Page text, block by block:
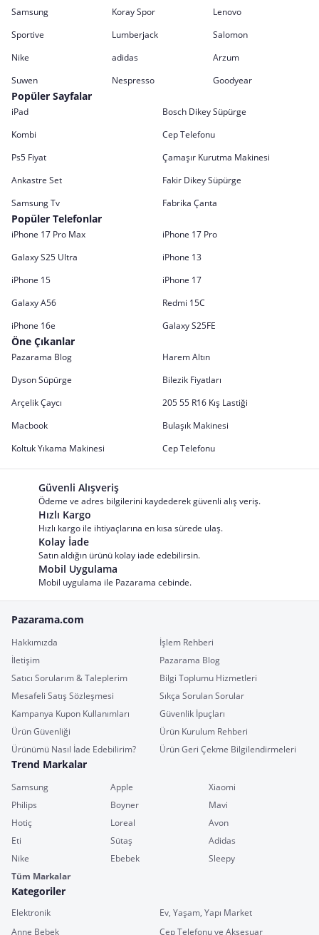
Samsung
Koray Spor
Lenovo
Sportive
Lumberjack
Salomon
Nike
adidas
Arzum
Suwen
Nespresso Goodyear
Popüler Sayfalar
iPad
Bosch Dikey Süpürge
Kombi
Cep Telefonu
Ps5 Fiyat
Çamaşır Kurutma Makinesi
Ankastre Set
Fakir Dikey Süpürge
Samsung Tv
Fabrika Çanta
Popüler Telefonlar
iPhone 17 Pro Max
iPhone 17 Pro
Galaxy S25 Ultra
iPhone 13
iPhone 15
iPhone 17
Galaxy A56
Redmi 15C
iPhone 16e
Galaxy S25FE
Öne Çıkanlar
Pazarama Blog
Harem Altın
Dyson Süpürge
Bilezik Fiyatları
Arçelik Çaycı
205 55 R16 Kış Lastiği
Macbook
Bulaşık Makinesi
Koltuk Yıkama Makinesi
Cep Telefonu
Güvenli Alışveriş
Ödeme ve adres bilgilerini kaydederek güvenli alış veriş.
Hızlı Kargo
Hızlı kargo ile ihtiyaçlarına en kısa sürede ulaş.
Kolay İade
Satın aldığın ürünü kolay iade edebilirsin.
Mobil Uygulama
Mobil uygulama ile Pazarama cebinde.
Pazarama.com
Hakkımızda
İşlem Rehberi
İletişim
Pazarama Blog
Satıcı Sorularım & Taleplerim
Bilgi Toplumu Hizmetleri
Mesafeli Satış Sözleşmesi
Sıkça Sorulan Sorular
Kampanya Kupon Kullanımları
Güvenlik İpuçları
Ürün Güvenliği
Ürün Kurulum Rehberi
Ürünümü Nasıl İade Edebilirim?
Ürün Geri Çekme Bilgilendirmeleri
Trend Markalar
Samsung Apple
Xiaomi
Philips
Boyner
Mavi
Hotiç
Loreal
Avon
Eti
Sütaş
Adidas
Nike
Ebebek
Sleepy
Tüm Markalar
Kategoriler
Elektronik
Ev, Yaşam, Yapı Market
Anne Bebek
Cep Telefonu ve Aksesuar